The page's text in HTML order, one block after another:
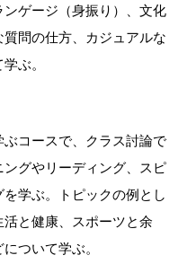
ゲージ（身振り）、文化
問の仕方、カジュアルな
ぶ。
コースで、クラス討論で
グやリーディング、スピ
学ぶ。トピックの例とし
と健康、スポーツと余
ついて学ぶ。